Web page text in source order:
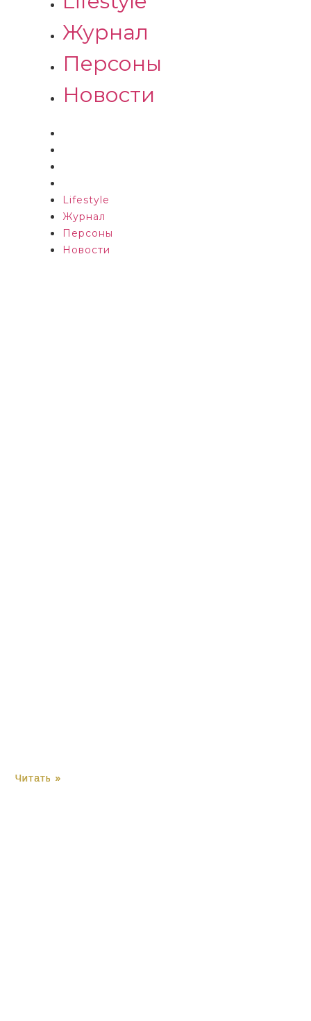
Читать »
Читать »
Читать »
Журнал
Персоны
Новости
Lifestyle
Журнал
Персоны
Новости